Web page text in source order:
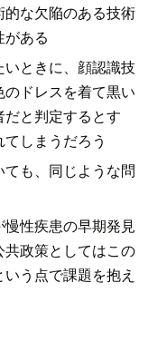
な欠陥のある技術
ある
ときに、顔認識技
ドレスを着て黒い
と判定するとす
しまうだろう
も、同じような問
性疾患の早期発見
政策としてはこの
う点で課題を抱え